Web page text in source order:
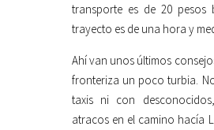
transporte es de 20 pesos
trayecto es de una hora y
Ahí van unos últimos
fronteriza un poco turbia.
taxis ni con
atracos en el camino hacía